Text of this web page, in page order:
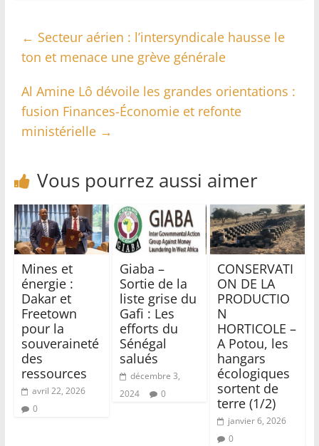
← Secteur aérien : l’intersyndicale hausse le
ton et menace une grève générale
Al Amine Lô dévoile les grandes orientations :
fusion Finances-Économie et refonte
ministérielle →
Vous pourrez aussi aimer
Mines et
énergie :
Dakar et
Freetown
pour la
souveraineté
des
ressources
avril 22, 2026
0
Giaba –
Sortie de la
liste grise du
Gafi : Les
efforts du
Sénégal
salués
décembre 3,
2024
0
CONSERVATI
ON DE LA
PRODUCTIO
N
HORTICOLE –
A Potou, les
hangars
écologiques
sortent de
terre (1/2)
janvier 6, 2026
0